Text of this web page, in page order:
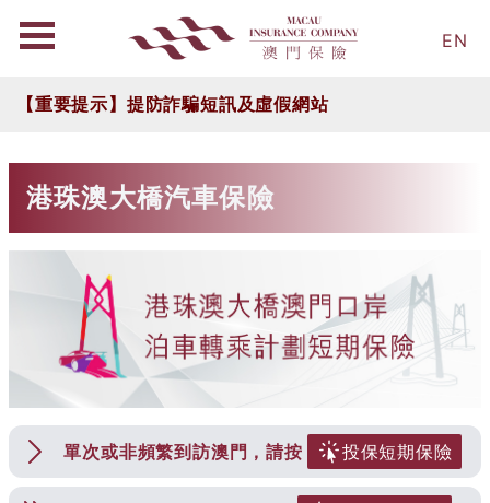
EN
【重要提示】提防詐騙短訊及虛假網站
港珠澳大橋汽車保險
單次或非頻繁到訪澳門，請按 投保短期保險